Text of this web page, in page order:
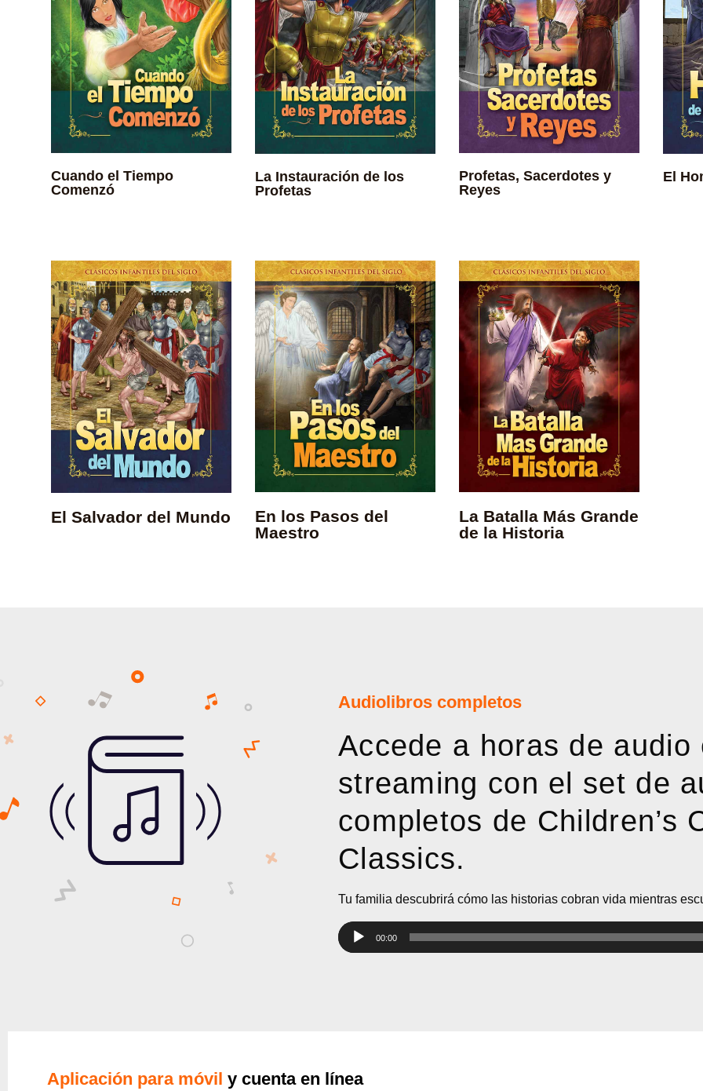
Cuando el Tiempo
Comenzó
La Instauración de los
Profetas
Profetas, Sacerdotes y
Reyes
El
El Salvador del Mundo
En los Pasos del
Maestro
La Batalla Más Grande
de la Historia
Audiolibros completos
Accede a horas de audio
streaming con el set de
completos de Children’s
Classics.
Tu familia descubrirá cómo las historias cobran vida mientras
Reproductor
de
00:00
Aplicación para móvil y cuenta en línea